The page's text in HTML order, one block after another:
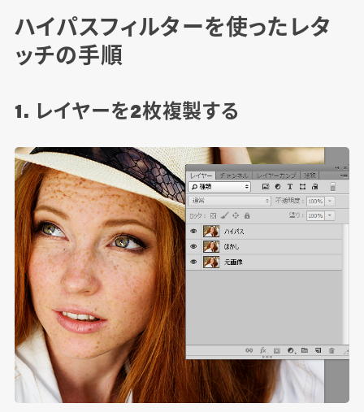
ハイパスフィルターを使ったレタ
ッチの手順
1. レイヤーを2枚複製する